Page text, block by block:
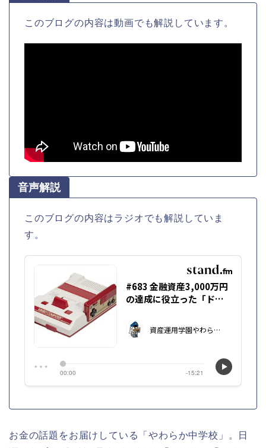
このブログの内容は動画でも解説しています。
音声解説
このブログの内容はラジオでも解説していま
す。
お金の話題をお届けしている「やわらか中学校」。日